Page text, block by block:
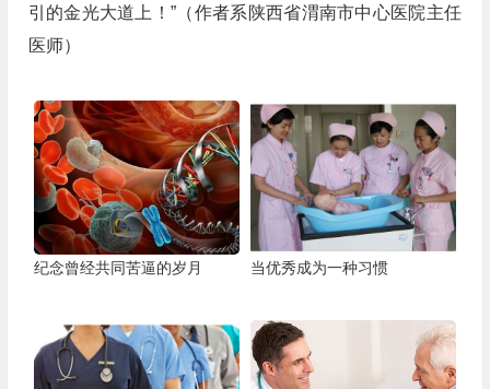
引的金光大道上！”（作者系陕西省渭南市中心医院主任
医师）
纪念曾经共同苦逼的岁月 当优秀成为一种习惯